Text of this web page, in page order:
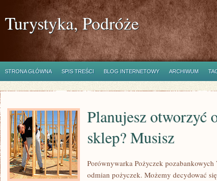
Turystyka, Podróże
STRONA GŁÓWNA SPIS TREŚCI BLOG INTERNETOWY ARCHIWUM
Planujesz otworzyć
sklep? Musisz
Porównywarka Pożyczek pozabankowych
odmian pożyczek. Możemy decydować